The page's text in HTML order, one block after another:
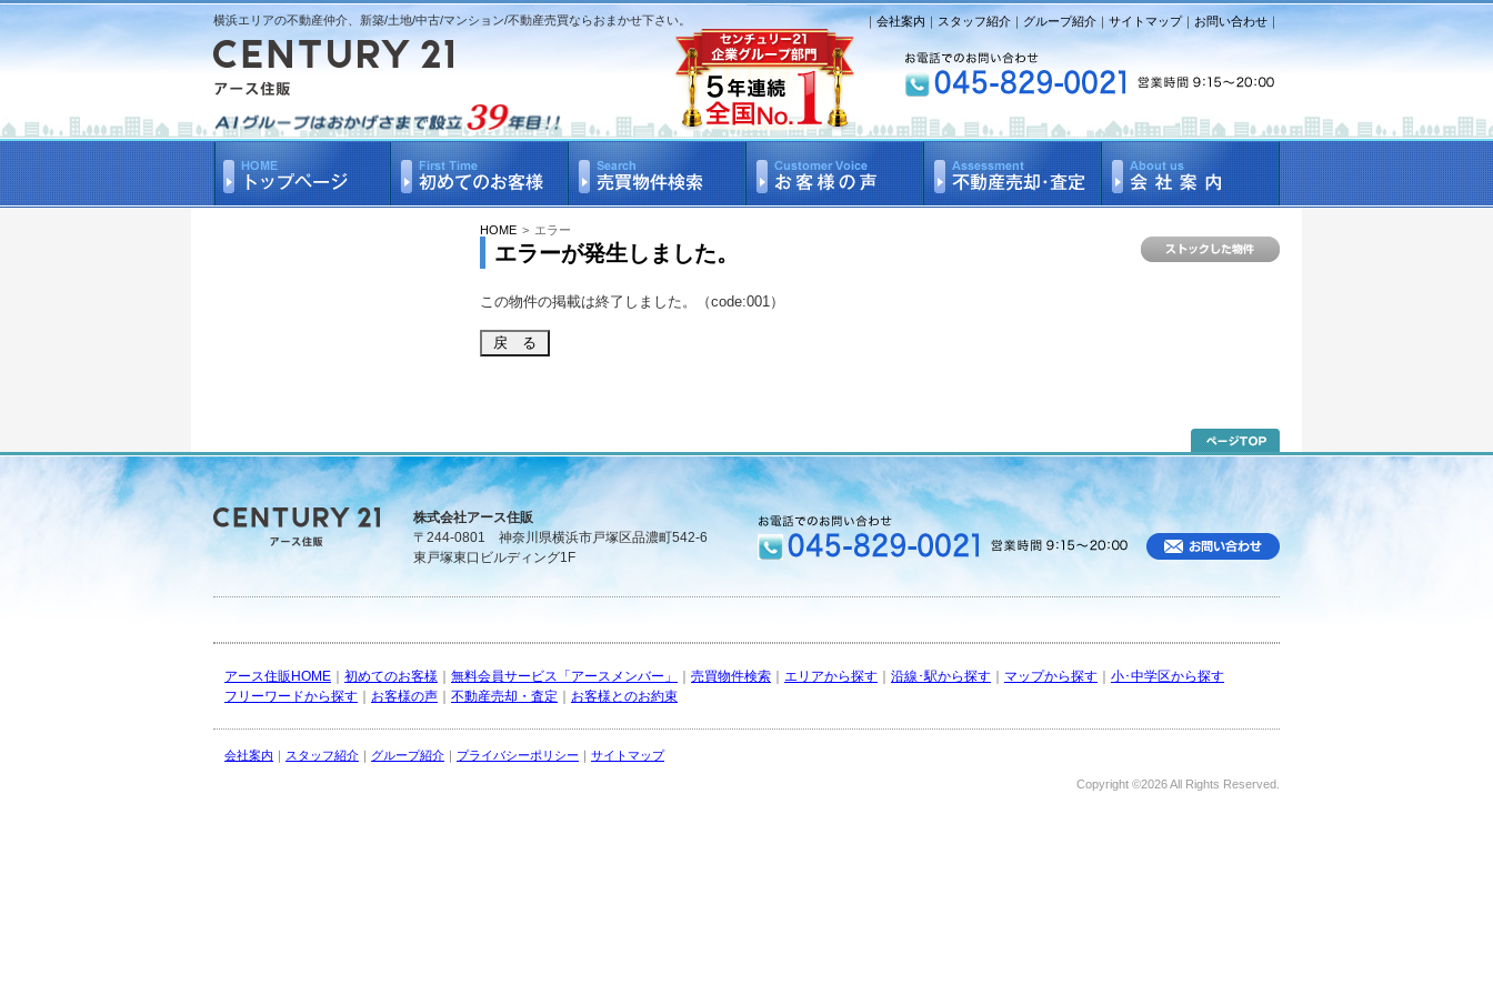
横浜エリアの不動産仲介、新築/土地/中古/マンション/不動産売買ならおまかせ下さい。 ｜会社案内 ｜スタッフ紹介 ｜ グループ紹介 ｜ サイトマップ｜ お問い合わせ ｜
HOME > エラー
エラーが発生しました。
この物件の掲載は終了しました。（code:001）
株式会社アース住販
〒244-0801 神奈川県横浜市戸塚区品濃町542-6
東戸塚東口ビルディング1F
アース住販HOME 初めてのお客様 無料会員サービス「アースメンバー」 売買物件検索 エリアから探す 沿線･駅から探す マップから探す
小･中学区から探す
フリーワードから探す
お客様の声 不動産売却・査定 お客様とのお約束
会社案内 ｜ スタッフ紹介 ｜ グループ紹介 ｜ プライバシーポリシー ｜ サイトマップ
Copyright ©2026 All Rights Reserved.